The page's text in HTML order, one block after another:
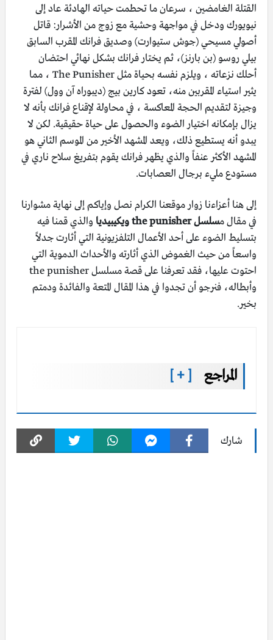
القتلة الغامضين ، سرعان ما تحطمت حياته الهادئة عاد إلى
نيويورك ودخل في مواجهة وحشية مع زوج من الأشرار: قاتل
أصولي مسيحي (جوش ستيوارت) وصديق فرانك المقرب السابق
بيلي روسو (بن بارنز)، ثم يختار فرانك بشكل نهائي احتضان
أحلك نزعاته ، ويلزم نفسه بحياة مثل The Punisher ، مما
يثير استياء المقربين منه، تعود كارين بيج (ديبوراه آن وول) لفترة
وجيزة لتقديم الحجة المعاكسة ، في محاولة لإقناع فرانك بأنه لا
يزال بإمكانه اختيار الضوء والحصول على حياة حقيقية. لكن لا
يبدو أنه يستطيع ذلك، ويعد المشهد الأخير من الموسم الثاني هو
المشهد الأكثر عنفاً والذي يظهر فرانك يقوم بتفريغ سلاح ناري في
مستودع مليء برجال العصابات.
إلى هنا أعزاءنا زوار موقعنا الكرام نصل وإياكم إلى نهاية مشوارنا
في مقال مسلسل the punisher ويكيبيديا
والذي قمنا فيه
بتسليط الضوء على أحد الأعمال التلفزيونية التي أثارت جدلاً
واسعاً من حيث الغموض الذي أثارته والأحداث الدموية التي
احتوت عليها، فقد تعرفنا على قصة مسلسل the punisher
وأبطاله، فنرجو أن تجدوا في هذا المقال المتعة والفائدة ودمتم
بخير.
المراجع [ + ]
شارك